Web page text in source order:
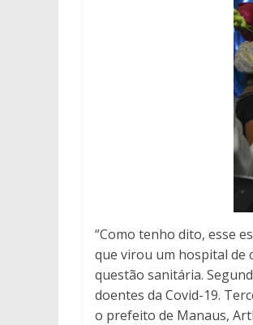
“Como tenho dito, esse
que virou um hospital de
questão sanitária.
doentes da Covid-19.
o prefeito de Manaus,